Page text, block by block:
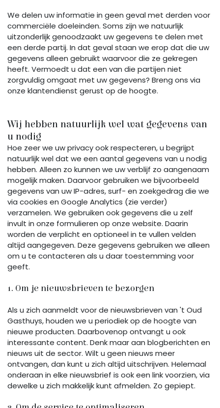
We delen uw informatie in geen geval met derden voor
commerciële doeleinden. Soms zijn we natuurlijk
uitzonderlijk genoodzaakt uw gegevens te delen met
een derde partij. In dat geval staan we erop dat die uw
gegevens alleen gebruikt waarvoor die ze gekregen
heeft. Vermoedt u dat een van die partijen niet
zorgvuldig omgaat met uw gegevens? Breng ons via
onze klantendienst gerust op de hoogte.
Wij hebben natuurlijk wel wat gegevens van
u nodig
Hoe zeer we uw privacy ook respecteren, u begrijpt
natuurlijk wel dat we een aantal gegevens van u nodig
hebben. Alleen zo kunnen we uw verblijf zo aangenaam
mogelijk maken. Daarvoor gebruiken we bijvoorbeeld
gegevens van uw IP-adres, surf- en zoekgedrag die we
via cookies en Google Analytics (zie verder)
verzamelen. We gebruiken ook gegevens die u zelf
invult in onze formulieren op onze website. Daarin
worden de verplicht en optioneel in te vullen velden
altijd aangegeven. Deze gegevens gebruiken we alleen
om u te contacteren als u daar toestemming voor
geeft.
1. Om je nieuwsbrieven te bezorgen
Als u zich aanmeldt voor de nieuwsbrieven van 't Oud
Gasthuys, houden we u periodiek op de hoogte van
nieuwe producten. Daarbovenop ontvangt u ook
interessante content. Denk maar aan blogberichten en
nieuws uit de sector. Wilt u geen nieuws meer
ontvangen, dan kunt u zich altijd uitschrijven. Helemaal
onderaan in elke nieuwsbrief is ook een link voorzien, via
dewelke u zich makkelijk kunt afmelden. Zo gepiept.